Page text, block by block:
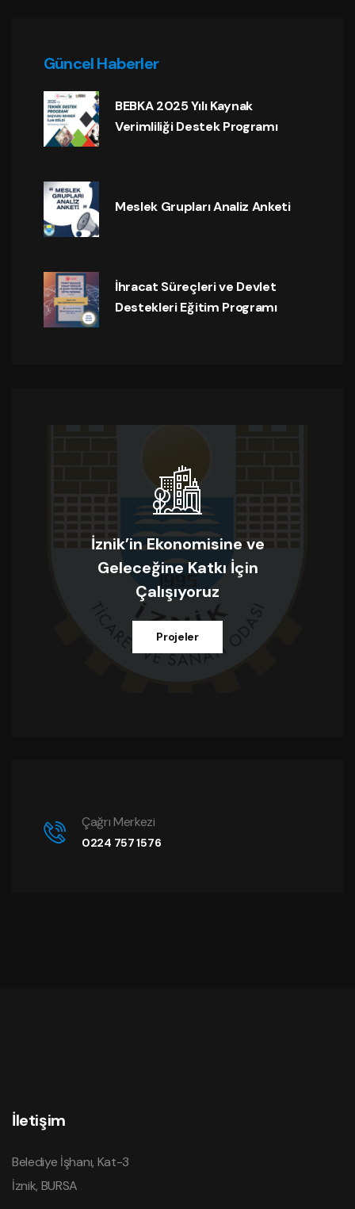
Güncel Haberler
BEBKA 2025 Yılı Kaynak
Verimliliği Destek Programı
Meslek Grupları Analiz Anketi
İhracat Süreçleri ve Devlet
Destekleri Eğitim Programı
İznik’in Ekonomisine ve
Geleceğine Katkı İçin
Çalışıyoruz
Projeler
Çağrı Merkezi
0224 757 1576
İletişim
Belediye İşhanı, Kat-3
İznik, BURSA